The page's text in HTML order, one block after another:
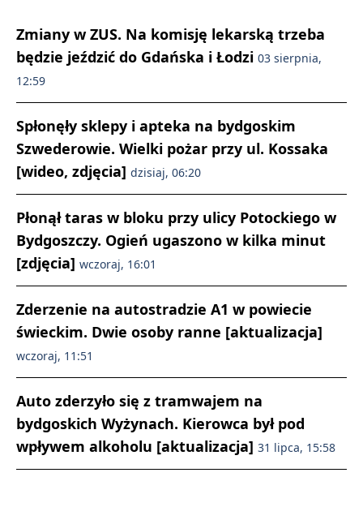
Zmiany w ZUS. Na komisję lekarską trzeba
będzie jeździć do Gdańska i Łodzi 03 sierpnia,
12:59
Spłonęły sklepy i apteka na bydgoskim
Szwederowie. Wielki pożar przy ul. Kossaka
[wideo, zdjęcia] dzisiaj, 06:20
Płonął taras w bloku przy ulicy Potockiego w
Bydgoszczy. Ogień ugaszono w kilka minut
[zdjęcia] wczoraj, 16:01
Zderzenie na autostradzie A1 w powiecie
świeckim. Dwie osoby ranne [aktualizacja]
wczoraj, 11:51
Auto zderzyło się z tramwajem na
bydgoskich Wyżynach. Kierowca był pod
wpływem alkoholu [aktualizacja] 31 lipca, 15:58